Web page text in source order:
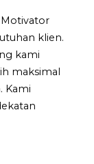
klien.
kami
maksimal
Kami